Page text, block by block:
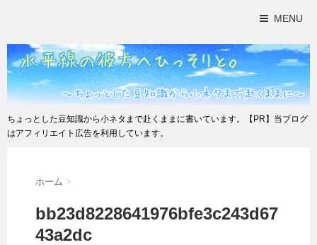
MENU
ちょっとした豆知識から小ネタまで赴くままに書いています。【PR】当ブログ
はアフィリエイト広告を利用しています。
ホーム >
bb23d8228641976bfe3c243d67
43a2dc